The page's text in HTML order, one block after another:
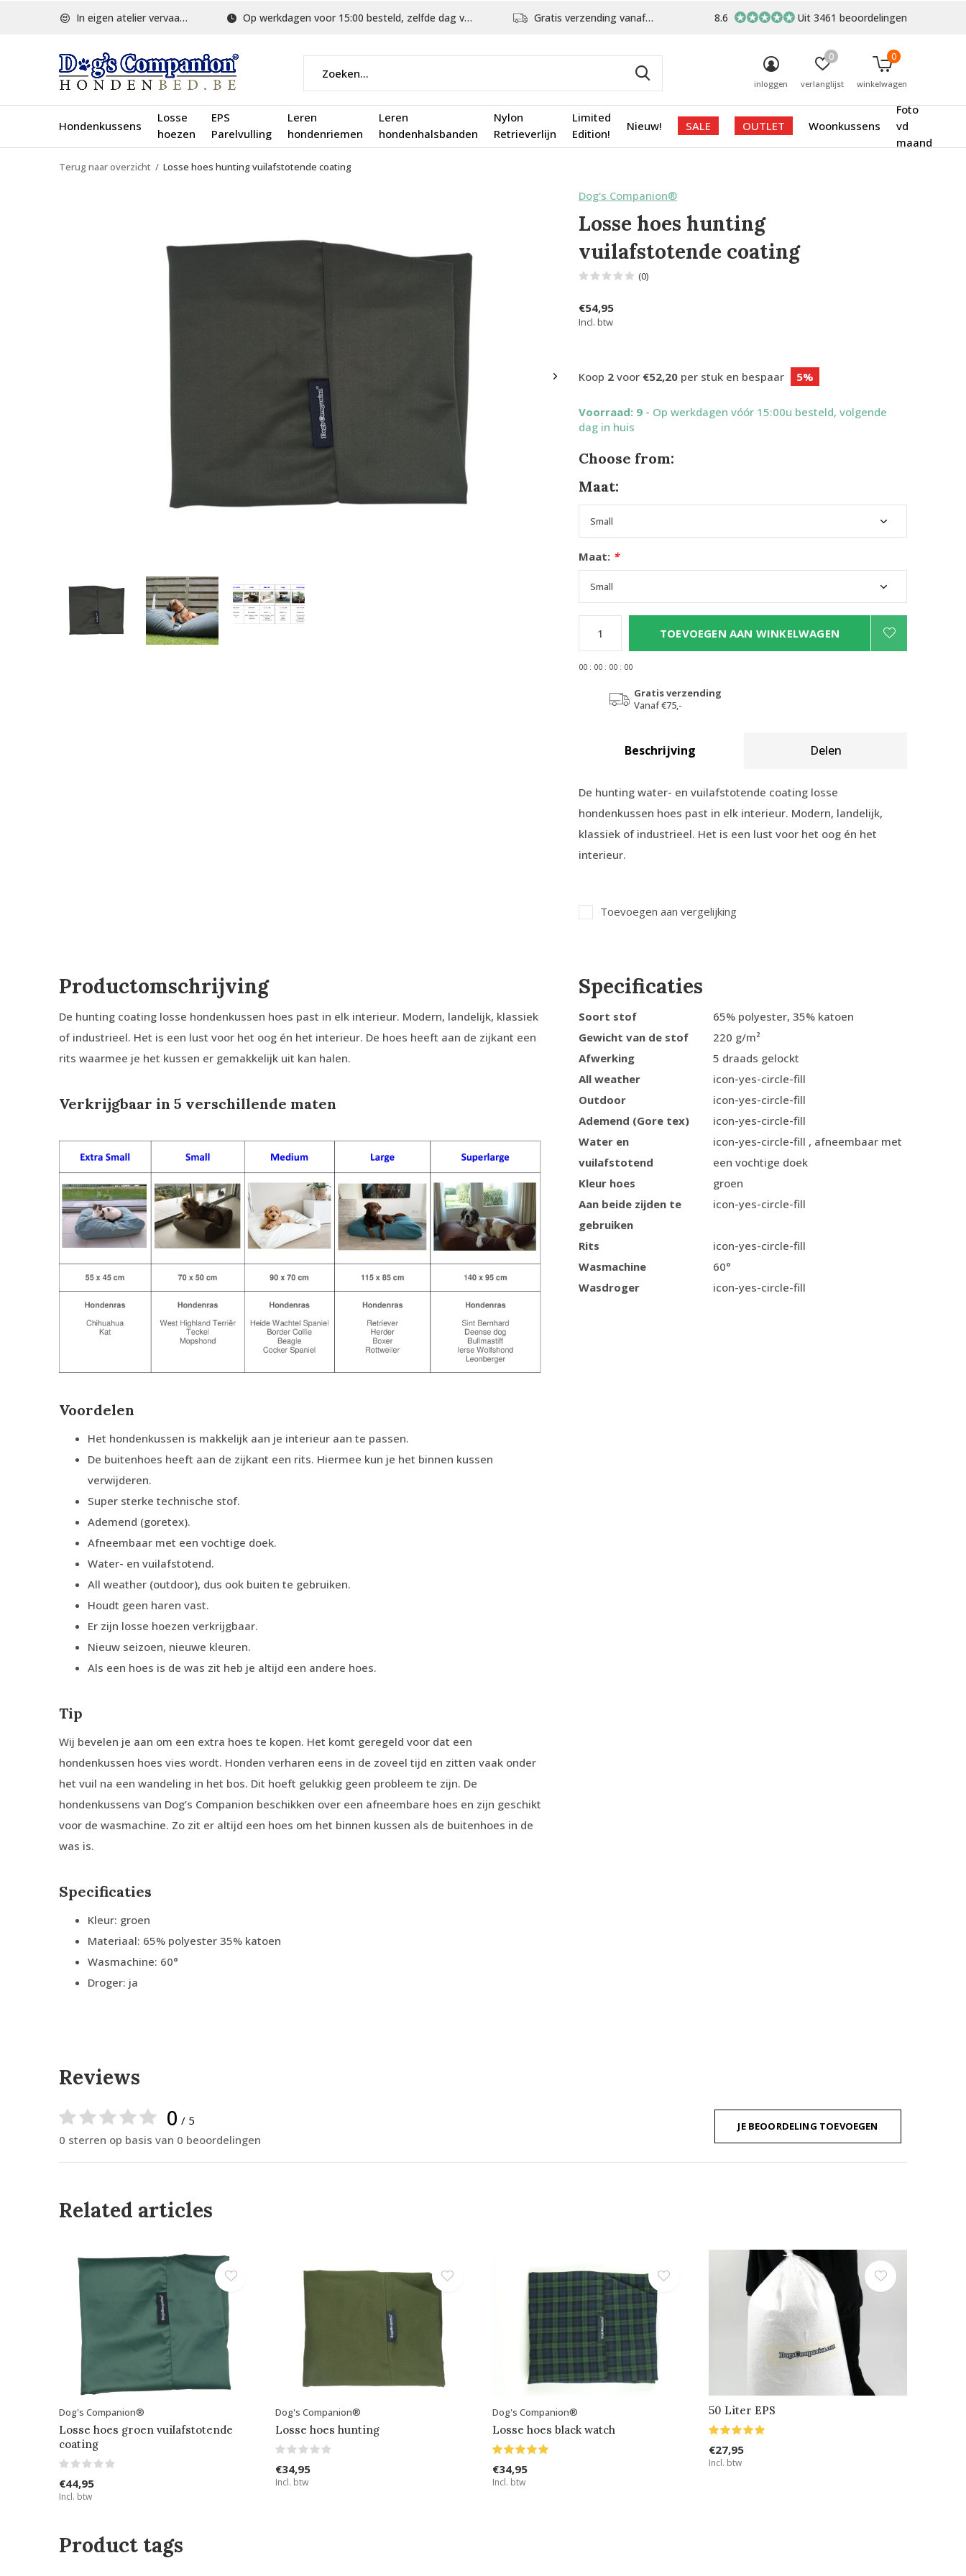
Hondenkussens
Losse
hoezen
EPS
Parelvulling
Leren
hondenriemen
Leren
hondenhalsbanden
Nylon
Retrieverlijn
Limited
Edition!
Nieuw! SALE OUTLET Woonkussens
Foto
vd
maand
inloggen verlanglijst
0
winkelwagen
0
In eigen atelier vervaardigd Op werkdagen voor 15:00 besteld, zelfde dag verstuurd Gratis verzending vanaf €75,- 8.6 Uit 3461 beoordelingen
Terug naar overzicht Losse hoes hunting vuilafstotende coating
Dog's Companion®
Losse hoes hunting
vuilafstotende coating
(0)
€54,95
Incl. btw
Koop 2 voor €52,20 per stuk en bespaar 5%
Voorraad: 9 - Op werkdagen vóór 15:00u besteld, volgende
dag in huis
Choose from:
Maat:
Maat: *
TOEVOEGEN AAN WINKELWAGEN
00 : 00 : 00 : 00
Gratis verzending
Vanaf €75,-
Beschrijving Delen
De hunting water- en vuilafstotende coating losse
hondenkussen hoes past in elk interieur. Modern, landelijk,
klassiek of industrieel. Het is een lust voor het oog én het
interieur.
Toevoegen aan vergelijking
Productomschrijving
De hunting coating losse hondenkussen hoes past in elk interieur. Modern, landelijk, klassiek
of industrieel. Het is een lust voor het oog én het interieur. De hoes heeft aan de zijkant een
rits waarmee je het kussen er gemakkelijk uit kan halen.
Verkrijgbaar in 5 verschillende maten
Voordelen
Het hondenkussen is makkelijk aan je interieur aan te passen.
De buitenhoes heeft aan de zijkant een rits. Hiermee kun je het binnen kussen
verwijderen.
Super sterke technische stof.
Ademend (goretex).
Afneembaar met een vochtige doek.
Water- en vuilafstotend.
All weather (outdoor), dus ook buiten te gebruiken.
Houdt geen haren vast.
Er zijn losse hoezen verkrijgbaar.
Nieuw seizoen, nieuwe kleuren.
Als een hoes is de was zit heb je altijd een andere hoes.
Tip
Wij bevelen je aan om een extra hoes te kopen. Het komt geregeld voor dat een
hondenkussen hoes vies wordt. Honden verharen eens in de zoveel tijd en zitten vaak onder
het vuil na een wandeling in het bos. Dit hoeft gelukkig geen probleem te zijn. De
hondenkussens van Dog’s Companion beschikken over een afneembare hoes en zijn geschikt
voor de wasmachine. Zo zit er altijd een hoes om het binnen kussen als de buitenhoes in de
was is.
Specificaties
Kleur: groen
Materiaal: 65% polyester 35% katoen
Wasmachine: 60°
Droger: ja
Specificaties
Soort stof
65% polyester, 35% katoen
Gewicht van de stof
220 g/m²
Afwerking
5 draads gelockt
All weather
icon-yes-circle-fill
Outdoor
icon-yes-circle-fill
Ademend (Gore tex)
icon-yes-circle-fill
Water en
vuilafstotend
icon-yes-circle-fill , afneembaar met
een vochtige doek
Kleur hoes
groen
Aan beide zijden te
gebruiken
icon-yes-circle-fill
Rits
icon-yes-circle-fill
Wasmachine
60°
Wasdroger
icon-yes-circle-fill
Reviews
0 / 5
0 sterren op basis van 0 beoordelingen
JE BEOORDELING TOEVOEGEN
Related articles
Dog's Companion®
Losse hoes groen vuilafstotende
coating
€44,95
Incl. btw
Dog's Companion®
Losse hoes hunting
€34,95
Incl. btw
Dog's Companion®
Losse hoes black watch
€34,95
Incl. btw
50 Liter EPS
€27,95
Incl. btw
Product tags